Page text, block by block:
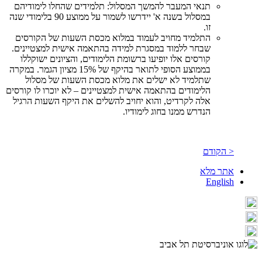
תנאי המעבר להמשך המסלול: תלמידים שהחלו לימודיהם
במסלול בשנה א' יידרשו לשמור על ממוצע 90 בלימודי שנה
זו.
התלמיד מחויב לעמוד במלוא מכסת השעות של הקורסים
שבחר ללמוד במסגרת למידה בהתאמה אישית למצטיינים.
קורסים אלו יופיעו ברשומת הלימודים, והציונים ישוקללו
בממוצע הסופי לתואר בהיקף של 15% מציון הגמר. במקרה
שתלמיד לא ישלים את מלוא מכסת השעות של מסלול
הלימודים בהתאמה אישית למצטיינים – לא יוכרו לו קורסים
אלה לקרדיט, והוא יחויב להשלים את היקף השעות הרגיל
הנדרש ממנו בחוג לימודיו.
< הקודם
אתר מלא
English